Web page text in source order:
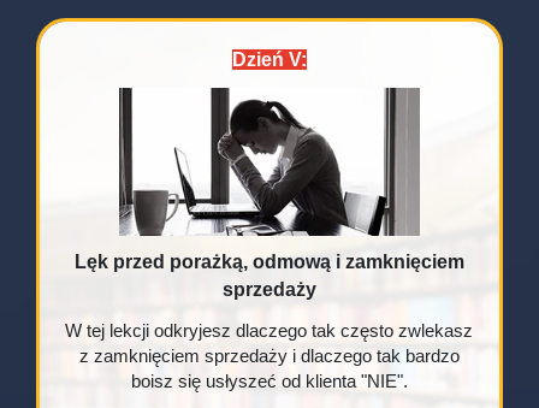
Dzień V:
Lęk przed porażką, odmową i zamknięciem
sprzedaży
W tej lekcji odkryjesz dlaczego tak często zwlekasz
z zamknięciem sprzedaży i dlaczego tak bardzo
boisz się usłyszeć od klienta "NIE".